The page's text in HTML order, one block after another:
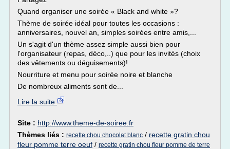
Quand organiser une soirée « Black and white »?
Thème de soirée idéal pour toutes les occasions :
anniversaires, nouvel an, simples soirées entre amis,...
Un s'agit d'un thème assez simple aussi bien pour
l'organisateur (repas, déco,..) que pour les invités (choix
des vêtements ou déguisements)!
Nourriture et menu pour soirée noire et blanche
De nombreux aliments sont de...
Lire la suite
Site : http://www.theme-de-soiree.fr
Thèmes liés : recette chou chocolat blanc / recette gratin chou
fleur pomme terre oeuf / recette gratin chou fleur pomme de terre